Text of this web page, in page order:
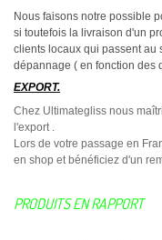
Nous faisons notre possible
si toutefois la livraison d'un
clients locaux qui passent au
dépannage ( en fonction des
EXPORT.
Chez Ultimategliss nous
l'export .
Lors de votre passage en
en shop et bénéficiez d'un
PRODUITS EN RAPPORT